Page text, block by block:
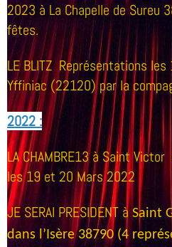
2023 à La Chapelle de Sureu
fêtes.
LE BLITZ Représentations
Yffiniac (22120) par la
2022 :
LA CHAMBRE13à Saint Victor
les 19 et 20 Mars 2022
JE SERAI PRESIDENT àSaint
dans l’Isère 38790 (4